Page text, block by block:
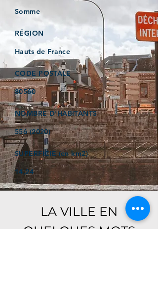
Somme
RÉGION
Hauts de France
CODE POSTALE
80560
NOMBRE D'HABITANTS
556 (2020)
SUPERFICIE (en km2)
14,24
LA VILLE EN
QUELQUES MOTS